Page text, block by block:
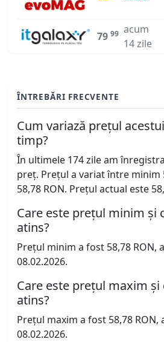
79 99 acum
14 zile
ÎNTREBĂRI FRECVENTE
Cum variază prețul
timp?
În ultimele 174 zile am
preț. Prețul a variat între minim
58,78 RON. Prețul actual este
Care este prețul minim și
atins?
Prețul minim a fost 58,78 RON,
08.02.2026.
Care este prețul maxim și
atins?
Prețul maxim a fost 58,78 RON,
08.02.2026.